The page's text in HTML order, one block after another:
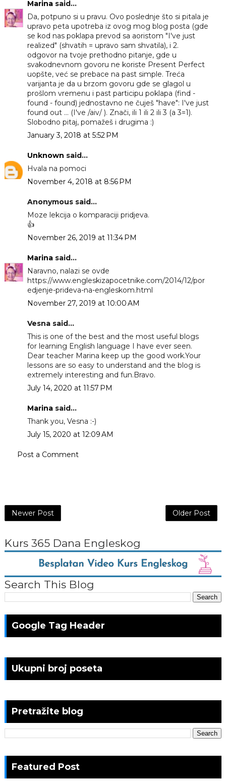
Marinasaid...
Da, potpuno si u pravu. Ovo poslednje što si pitala je
upravo peta upotreba iz ovog mog blog posta (gde
se kod nas poklapa prevod sa aoristom "I've just
realized" (shvatih = upravo sam shvatila), i 2.
odgovor na tvoje prethodno pitanje, gde u
svakodnevnom govoru ne koriste Present Perfect
uopšte, već se prebace na past simple. Treća
varijanta je da u brzom govoru gde se glagol u
prošlom vremenu i past participu poklapa (find -
found - found) jednostavno ne čuješ "have": I've just
found out ... (I've /aiv/ ). Znači, ili 1 ili 2 ili 3 (a 3=1).
Slobodno pitaj, pomažeš i drugima :)
January 3, 2018 at 5:52 PM
Unknown said...
Hvala na pomoci
November 4, 2018 at 8:56 PM
Anonymous said...
Moze lekcija o komparaciji pridjeva.
👍
November 26, 2019 at 11:34 PM
Marinasaid...
Naravno, nalazi se ovde
https://www.engleskizapocetnike.com/2014/12/por
edjenje-prideva-na-engleskom.html
November 27, 2019 at 10:00 AM
Vesna said...
This is one of the best and the most useful blogs
for learning English language I have ever seen.
Dear teacher Marina keep up the good work.Your
lessons are so easy to understand and the blog is
extremely interesting and fun.Bravo.
July 14, 2020 at 11:57 PM
Marinasaid...
Thank you, Vesna :-)
July 15, 2020 at 12:09 AM
Post a Comment
Newer Post Older Post
Kurs 365 Dana Engleskog
Search This Blog
Google Tag Header
Ukupni broj poseta
Pretražite blog
Featured Post